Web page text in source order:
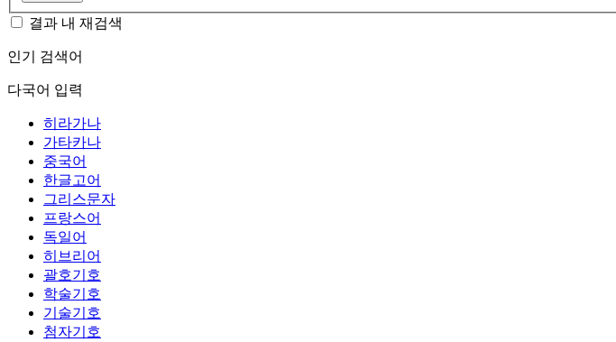
결과 내 재검색
인기 검색어
다국어 입력
히라가나
가타카나
중국어
한글고어
그리스문자
프랑스어
독일어
히브리어
괄호기호
학술기호
기술기호
첨자기호